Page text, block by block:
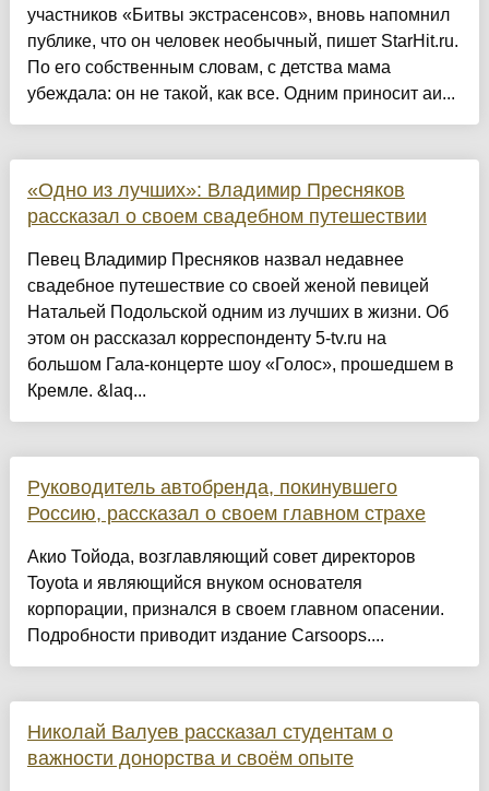
участников «Битвы экстрасенсов», вновь напомнил
публике, что он человек необычный, пишет StarHit.ru.
По его собственным словам, с детства мама
убеждала: он не такой, как все. Одним приносит аи...
«Одно из лучших»: Владимир Пресняков
рассказал о своем свадебном путешествии
Певец Владимир Пресняков назвал недавнее
свадебное путешествие со своей женой певицей
Натальей Подольской одним из лучших в жизни. Об
этом он рассказал корреспонденту 5-tv.ru на
большом Гала-концерте шоу «Голос», прошедшем в
Кремле. &laq...
Руководитель автобренда, покинувшего
Россию, рассказал о своем главном страхе
Акио Тойода, возглавляющий совет директоров
Toyota и являющийся внуком основателя
корпорации, признался в своем главном опасении.
Подробности приводит издание Carsoops....
Николай Валуев рассказал студентам о
важности донорства и своём опыте